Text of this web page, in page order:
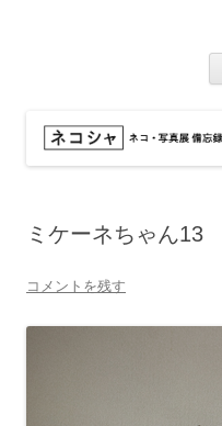
ミケーネちゃん13
コメントを残す